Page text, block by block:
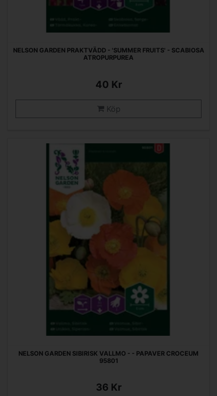
NELSON GARDEN PRAKTVÄDD - 'SUMMER FRUITS' - SCABIOSA
ATROPURPUREA
40 Kr
Köp
NELSON GARDEN SIBIRISK VALLMO - - PAPAVER CROCEUM
95801
36 Kr